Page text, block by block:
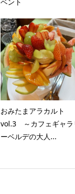
ベント
おみたまアラカルト
vol.3 ～カフェギャラ
ーベルデの大人...